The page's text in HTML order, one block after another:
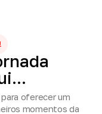
oferecer um
momentos da